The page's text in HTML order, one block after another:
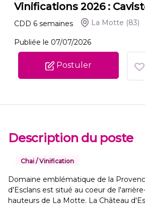
Vinifications 2026 :
CDD 6 semaines La Motte (83)
Publiée le 07/07/2026
Postuler
Description du poste
Chai / Vinification
Domaine emblématique de la
d'Esclans est situé au coeur de
hauteurs de La Motte. La Château